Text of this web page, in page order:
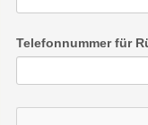
Telefonnummer für